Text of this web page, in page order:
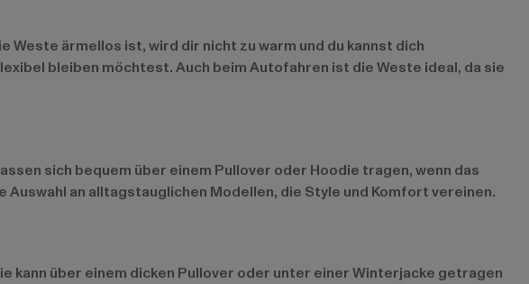
ärmellos ist, wird dir nicht zu warm und du kannst dich
bleiben möchtest. Auch beim Autofahren ist die Weste ideal, da sie
sich bequem über einem Pullover oder Hoodie tragen, wenn das
Auswahl an alltagstauglichen Modellen, die Style und Komfort vereinen.
kann über einem dicken Pullover oder unter einer Winterjacke getragen